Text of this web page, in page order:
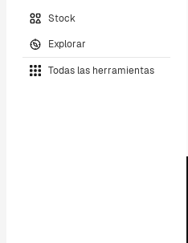
Stock
Explorar
Todas las herramientas